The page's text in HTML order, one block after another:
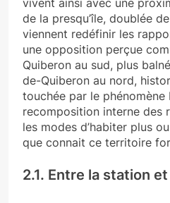
de la presqu’île, doublée
viennent redéfinir les
une opposition perçue
Quiberon au sud, plus
de-Quiberon au nord,
touchée par le phénomène
recomposition interne des
les modes d’habiter plus
que connait ce territoire
2.1. Entre la station